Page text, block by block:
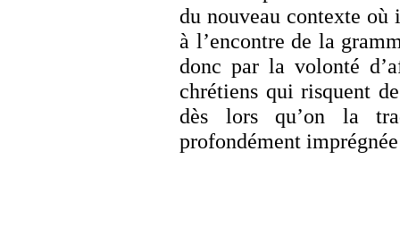
du nouveau contexte
à l’encontre de la
donc par la volonté
chrétiens qui risquent
dès lors qu’on la
profondément